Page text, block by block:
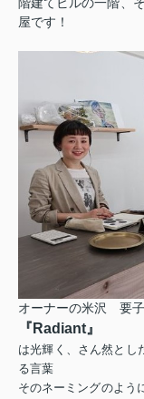
屋です！
オーナーの米沢 要子
『Radiant』
は光輝く、さん然とし
る言葉
そのネーミングのよう